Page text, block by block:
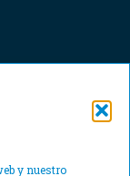
y nuestro